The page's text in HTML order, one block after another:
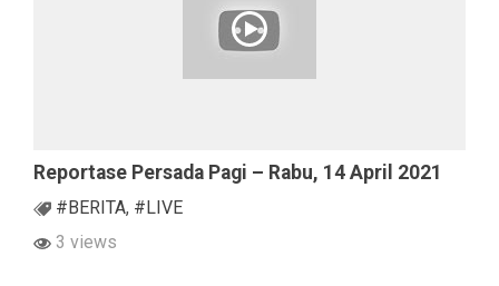
Reportase Persada Pagi – Rabu, 14 April 2021
#BERITA, #LIVE
3 views